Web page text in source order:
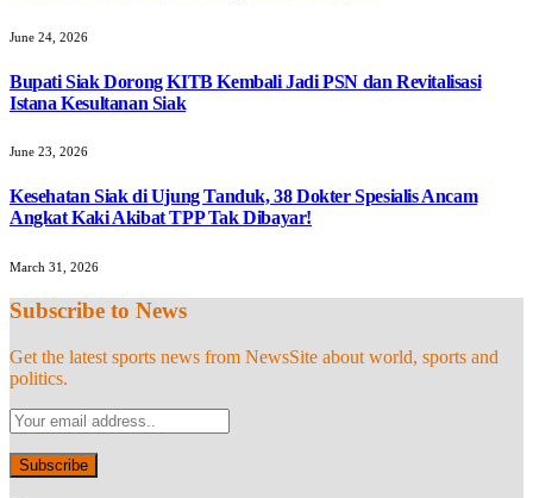
June 24, 2026
Bupati Siak Dorong KITB Kembali Jadi PSN dan Revitalisasi
Istana Kesultanan Siak
June 23, 2026
Kesehatan Siak di Ujung Tanduk, 38 Dokter Spesialis Ancam
Angkat Kaki Akibat TPP Tak Dibayar!
March 31, 2026
Subscribe to News
Get the latest sports news from NewsSite about world, sports and
politics.